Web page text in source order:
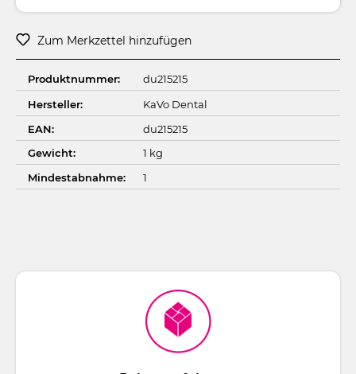
Zum Merkzettel hinzufügen
Produktnummer:
du215215
Hersteller:
KaVo Dental
EAN:
du215215
Gewicht:
1 kg
Mindestabnahme:
1